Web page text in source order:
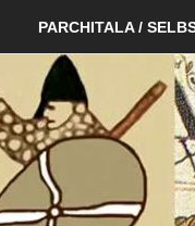
PARCHITALA /